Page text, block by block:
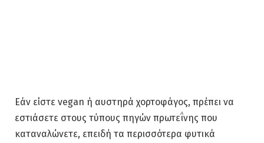
Εάν είστε vegan ή αυστηρά χορτοφάγος, πρέπει να
εστιάσετε στους τύπους πηγών πρωτεΐνης που
καταναλώνετε, επειδή τα περισσότερα φυτικά